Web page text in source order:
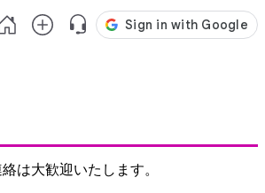
は大歓迎いたします。